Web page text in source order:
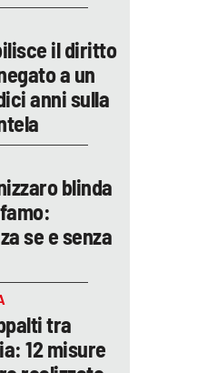
il diritto
a un
anni sulla
blinda
se e senza
tra
12 misure